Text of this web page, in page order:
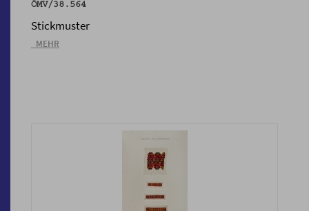
ÖMV/38.564
Stickmuster
_MEHR